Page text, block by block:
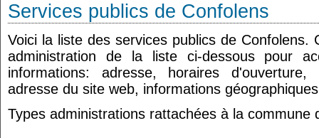
Services publics de Confolens
Voici la liste des services publics de Confolens.
administration de la liste ci-dessous pour
informations: adresse, horaires
adresse du site web, informations
Types administrations rattachées à la commune